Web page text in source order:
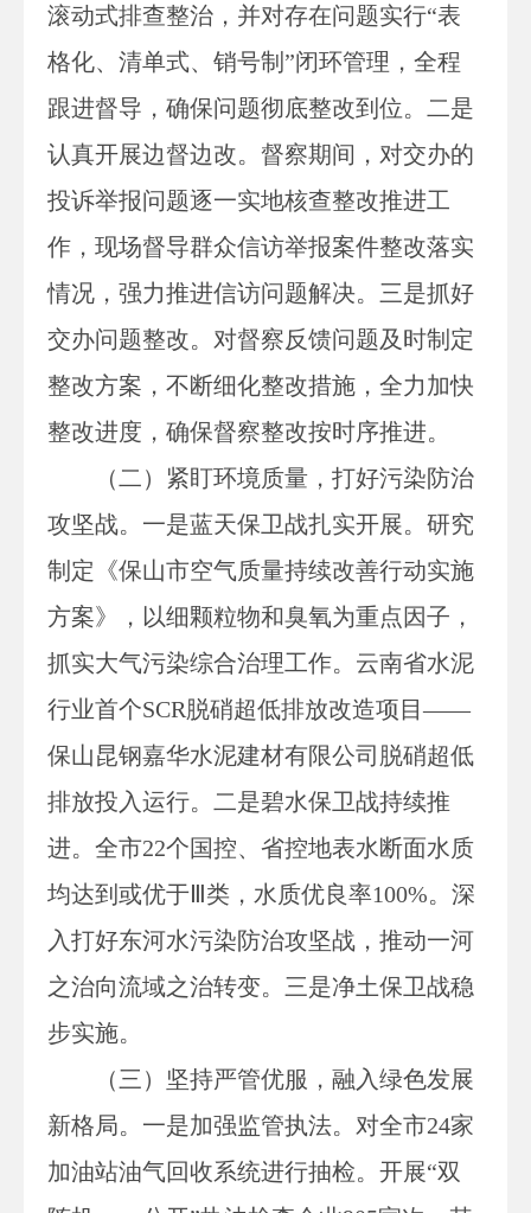
滚动式排查整治，并对存在问题实行“表
格化、清单式、销号制”闭环管理，全程
跟进督导，确保问题彻底整改到位。二是
认真开展边督边改。督察期间，对交办的
投诉举报问题逐一实地核查整改推进工
作，现场督导群众信访举报案件整改落实
情况，强力推进信访问题解决。三是抓好
交办问题整改。对督察反馈问题及时制定
整改方案，不断细化整改措施，全力加快
整改进度，确保督察整改按时序推进。
（二）紧盯环境质量，打好污染防治
攻坚战。一是蓝天保卫战扎实开展。研究
制定《保山市空气质量持续改善行动实施
方案》，以细颗粒物和臭氧为重点因子，
抓实大气污染综合治理工作。云南省水泥
行业首个SCR脱硝超低排放改造项目——
保山昆钢嘉华水泥建材有限公司脱硝超低
排放投入运行。二是碧水保卫战持续推
进。全市22个国控、省控地表水断面水质
均达到或优于Ⅲ类，水质优良率100%。深
入打好东河水污染防治攻坚战，推动一河
之治向流域之治转变。三是净土保卫战稳
步实施。
（三）坚持严管优服，融入绿色发展
新格局。一是加强监管执法。对全市24家
加油站油气回收系统进行抽检。开展“双